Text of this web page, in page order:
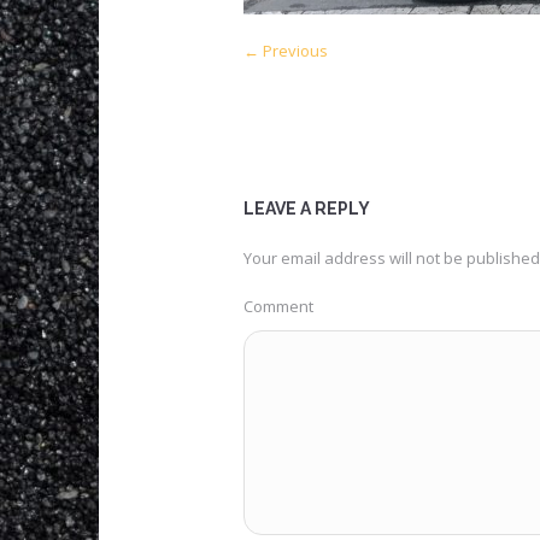
← Previous
LEAVE A REPLY
Your email address will not be
Comment